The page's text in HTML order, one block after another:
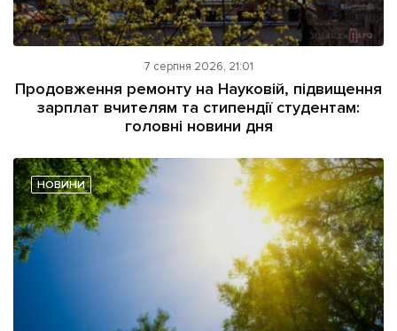
7 серпня 2026, 21:01
Продовження ремонту на Науковій, підвищення
зарплат вчителям та стипендії студентам:
головні новини дня
НОВИНИ